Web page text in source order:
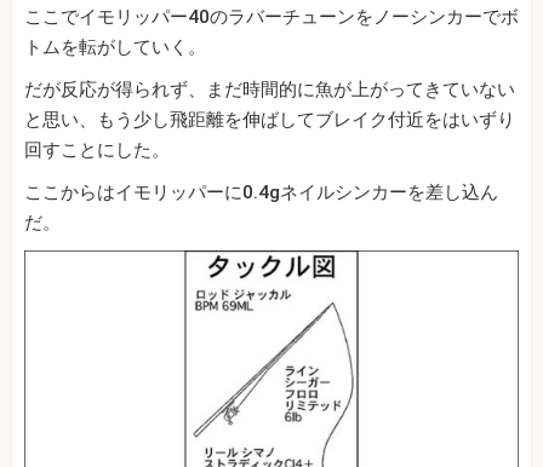
ここでイモリッパー40のラバーチューンをノーシンカーでボ
トムを転がしていく。
だが反応が得られず、まだ時間的に魚が上がってきていない
と思い、もう少し飛距離を伸ばしてブレイク付近をはいずり
回すことにした。
ここからはイモリッパーに0.4gネイルシンカーを差し込ん
だ。